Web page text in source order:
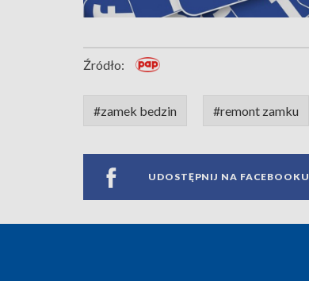
Źródło:
#zamek bedzin #remont zamku
UDOSTĘPNIJ NA FACEBOOKU